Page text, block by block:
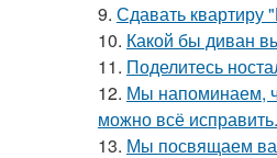
9. Сдавать квартиру
10. Какой бы диван
11. Поделитесь
12. Мы напоминаем,
можно всё исправить.
13. Мы посвящаем